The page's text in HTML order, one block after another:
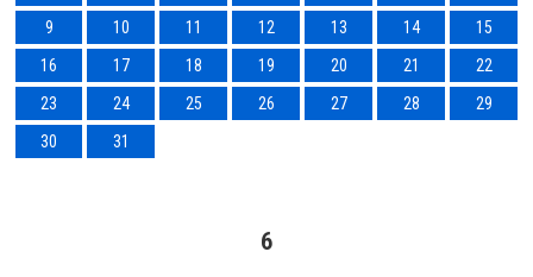
9
10 11 12 13 14
15
16
17 18 19 20 21
22
23
24 25 26 27 28
29
30
31
6